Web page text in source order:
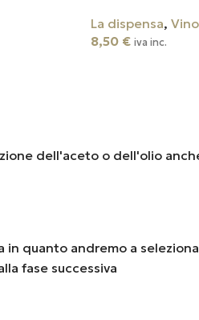
La dispensa, Vino
8,50 € iva inc.
dell'aceto o dell'olio
quanto andremo a
fase successiva